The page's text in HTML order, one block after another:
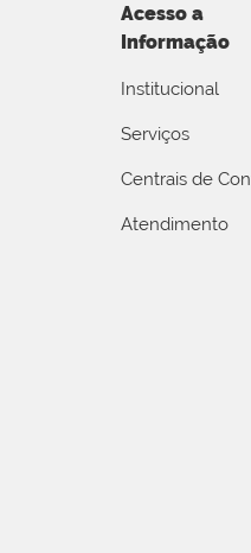
Acesso a
Informação
Institucional
Serviços
Centrais de
Atendimento